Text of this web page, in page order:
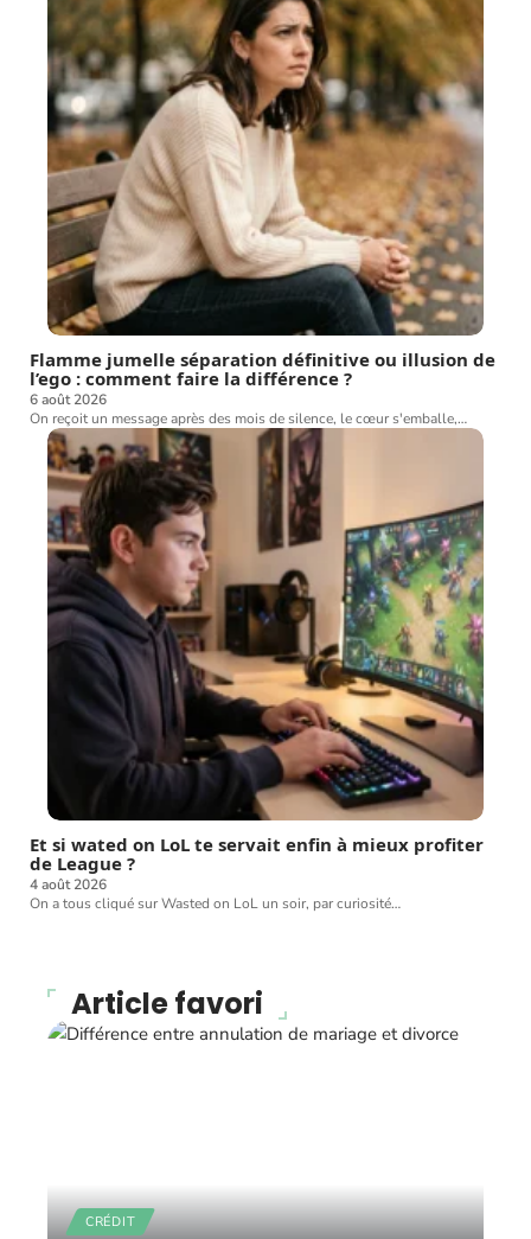
Flamme jumelle séparation définitive ou illusion de
l’ego : comment faire la différence ?
6 août 2026
On reçoit un message après des mois de silence, le cœur s'emballe,…
Et si wated on LoL te servait enfin à mieux profiter
de League ?
4 août 2026
On a tous cliqué sur Wasted on LoL un soir, par curiosité…
Article favori
CRÉDIT